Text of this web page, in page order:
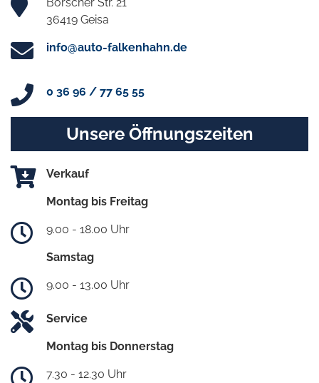
36419 Geisa
info@auto-falkenhahn.de
0 36 96 / 77 65 55
Unsere Öffnungszeiten
Verkauf
Montag bis Freitag
9.00 - 18.00 Uhr
Samstag
9.00 - 13.00 Uhr
Service
Montag bis Donnerstag
7.30 - 12.30 Uhr